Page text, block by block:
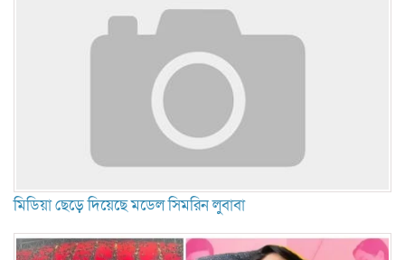
মিডিয়া ছেড়ে দিয়েছে মডেল সিমরিন লুবাবা